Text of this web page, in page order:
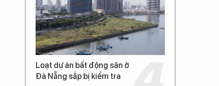
Loạt dự án bất động sản ở
Đà Nẵng sắp bị kiểm tra